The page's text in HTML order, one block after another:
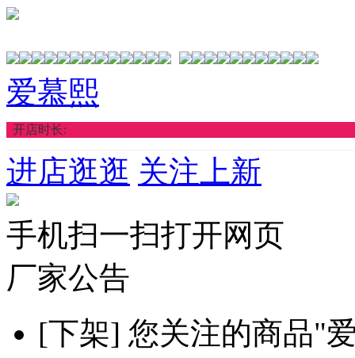
爱慕熙
开店时长:
进店逛逛 关注上新
手机扫一扫打开网页
厂家公告
[下架] 您关注的商品"